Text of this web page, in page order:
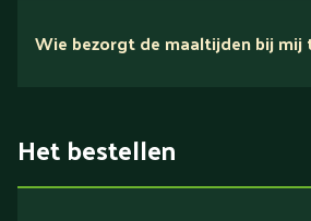
Wie bezorgt de maaltijden bij mij
Het bestellen